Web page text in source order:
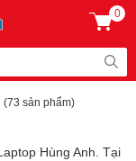
0
(73 sản phẩm)
Hùng Anh. Tại